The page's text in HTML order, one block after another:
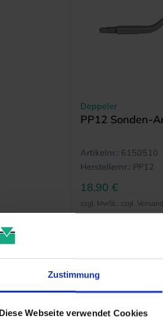
Zustimmung
Diese Webseite verwendet Cookies
Deppeler
PP12 Sonden-
Artikelnr.: 6150510
Herstellernr.: PP12
18,90 €
zzgl. MwSt., zzgl. Versand